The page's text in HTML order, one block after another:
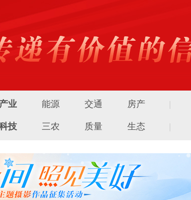
产业 能源 交通 房产 |
技 三农 质量 生态 |